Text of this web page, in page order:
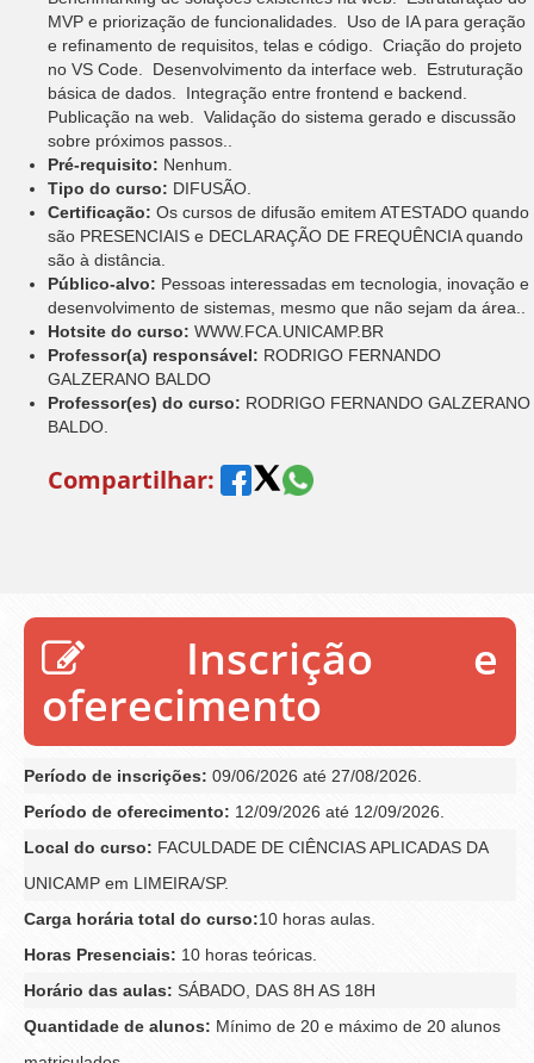
MVP e priorização de funcionalidades.  Uso de IA para geração
e refinamento de requisitos, telas e código.  Criação do projeto
no VS Code.  Desenvolvimento da interface web.  Estruturação
básica de dados.  Integração entre frontend e backend. 
Publicação na web.  Validação do sistema gerado e discussão
sobre próximos passos..
Pré-requisito: Nenhum.
Tipo do curso: DIFUSÃO.
Certificação: Os cursos de difusão emitem ATESTADO quando
são PRESENCIAIS e DECLARAÇÃO DE FREQUÊNCIA quando
são à distância.
Público-alvo: Pessoas interessadas em tecnologia, inovação e
desenvolvimento de sistemas, mesmo que não sejam da área..
Hotsite do curso: WWW.FCA.UNICAMP.BR
Professor(a) responsável: RODRIGO FERNANDO
GALZERANO BALDO
Professor(es) do curso: RODRIGO FERNANDO GALZERANO
BALDO.
Compartilhar:
Inscrição e
oferecimento
Período de inscrições: 09/06/2026 até 27/08/2026.
Período de oferecimento: 12/09/2026 até 12/09/2026.
Local do curso: FACULDADE DE CIÊNCIAS APLICADAS DA
UNICAMP em LIMEIRA/SP.
Carga horária total do curso:10 horas aulas.
Horas Presenciais: 10 horas teóricas.
Horário das aulas: SÁBADO, DAS 8H AS 18H
Quantidade de alunos: Mínimo de 20 e máximo de 20 alunos